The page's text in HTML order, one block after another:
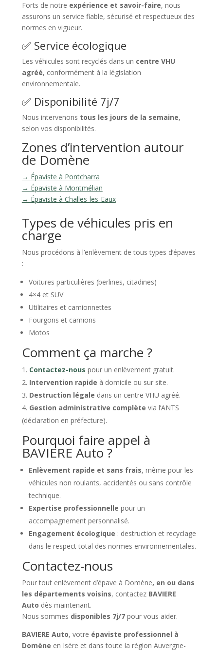
Forts de notre expérience et savoir-faire, nous
assurons un service fiable, sécurisé et respectueux des
normes en vigueur.
✅ Service écologique
Les véhicules sont recyclés dans un centre VHU
agréé, conformément à la législation
environnementale.
✅ Disponibilité 7j/7
Nous intervenons tous les jours de la semaine,
selon vos disponibilités.
Zones d’intervention autour
de Domène
→ Épaviste à Pontcharra
→ Épaviste à Montmélian
→ Épaviste à Challes-les-Eaux
Types de véhicules pris en
charge
Nous procédons à l’enlèvement de tous types d’épaves
:
Voitures particulières (berlines, citadines)
4×4 et SUV
Utilitaires et camionnettes
Fourgons et camions
Motos
Comment ça marche ?
Contactez-nous pour un enlèvement gratuit.
Intervention rapide à domicile ou sur site.
Destruction légale dans un centre VHU agréé.
Gestion administrative complète via l’ANTS
(déclaration en préfecture).
Pourquoi faire appel à
BAVIERE Auto ?
Enlèvement rapide et sans frais, même pour les
véhicules non roulants, accidentés ou sans contrôle
technique.
Expertise professionnelle pour un
accompagnement personnalisé.
Engagement écologique : destruction et recyclage
dans le respect total des normes environnementales.
Contactez-nous
Pour tout enlèvement d’épave à Domène, en ou dans
les départements voisins, contactez BAVIERE
Auto dès maintenant.
Nous sommes disponibles 7j/7pour vous aider.
BAVIERE Auto, votre épaviste professionnel à
Domène en Isère et dans toute la région Auvergne-